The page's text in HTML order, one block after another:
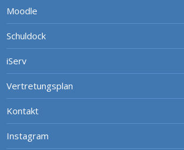
Moodle
Schuldock
iServ
Vertretungsplan
Kontakt
Instagram